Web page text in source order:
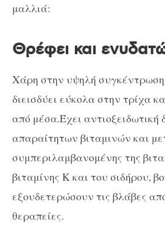
μαλλιά:
Θρέφει και
Χάρη στην υψηλή
διεισδύει εύκολα στην τρίχα
από μέσα.Έχει
απαραίτητων βιταμινών και
συμπεριλαμβανομένης της
βιταμίνης Κ και του σιδήρου,
εξουδετερώσουν τις βλάβες
θεραπείες.